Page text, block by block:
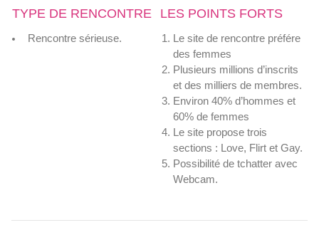
TYPE DE RENCONTRE LES POINTS FORTS
Rencontre sérieuse.
Le site de rencontre préfére
des femmes
Plusieurs millions d’inscrits
et des milliers de membres.
Environ 40% d’hommes et
60% de femmes
Le site propose trois
sections : Love, Flirt et Gay.
Possibilité de tchatter avec
Webcam.